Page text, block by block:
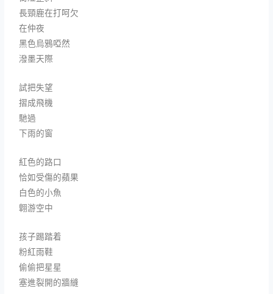
長頸鹿在打呵欠
在仲夜
黑色烏鴉啞然
潑墨天際
試把失望
摺成飛機
馳過
下雨的窗
紅色的路口
恰如受傷的蘋果
白色的小魚
翺游空中
孩子踢踏着
粉紅雨鞋
偷偷把星星
塞進裂開的牆縫